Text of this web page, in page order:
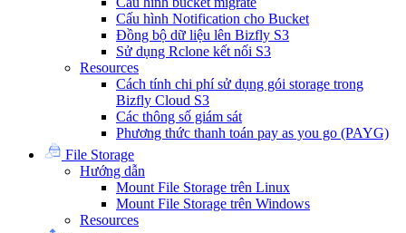
Cấu hình Notification cho Bucket
Đồng bộ dữ liệu lên Bizfly S3
Sử dụng Rclone kết nối S3
Resources
Cách tính chi phí sử dụng gói storage trong
Bizfly Cloud S3
Các thông số giám sát
Phương thức thanh toán pay as you go (PAYG)
File Storage
Hướng dẫn
Mount File Storage trên Linux
Mount File Storage trên Windows
Resources